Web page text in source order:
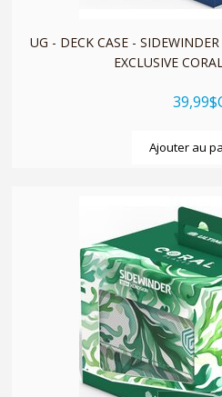
UG - DECK CASE -
EXCLUSIVE
Ajouter au